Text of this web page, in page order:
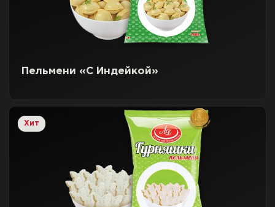
Пельмени «С Индейкой»
Хит